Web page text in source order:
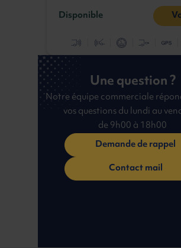
Disponible
Une question ?
Notre équipe commerciale
vos questions du lundi au
de 9h00 à 18h00
Demande de rappel
Contact mail